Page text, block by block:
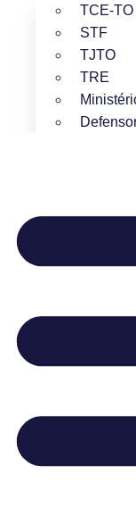
TCE-TO
STF
TJTO
TRE